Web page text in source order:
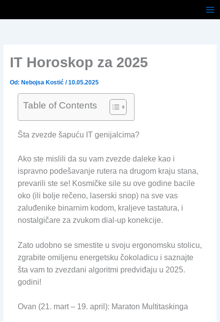
IT Horoskop za 2025
Od: Nebojsa Kostić /10.05.2025
Table of Contents
Šta zvezde šapuću IT genijalcima?
Ako ste mislili da su vam zvezde daleke kao i
ispravno podešavanje rutera na drugom kraju stana,
prevarili ste se! Kosmičke sile su ove godine bacile
oko (ili bolje rečeno, laserski snop) na sve vas
zaluđenike binarnim kodom, kraljeve tastatura, i
nostalgičare za zvukom dial-up konekcije.
Zato udobno se smestite u svoju ergonomsku stolicu,
zgrabite omiljenu energetsku čokoladicu i saznajte
šta vam to zvezdani algoritmi predviđaju u 2025.
godini!
Ovan (21. mart – 19. april): Maraton Multitaskinga